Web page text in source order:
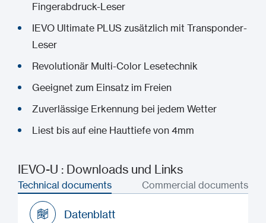
Fingerabdruck-Leser
IEVO Ultimate PLUS zusätzlich mit Transponder-
Leser
Revolutionär Multi-Color Lesetechnik
Geeignet zum Einsatz im Freien
Zuverlässige Erkennung bei jedem Wetter
Liest bis auf eine Hauttiefe von 4mm
IEVO-U : Downloads und Links
Technical documents Commercial documents
Datenblatt